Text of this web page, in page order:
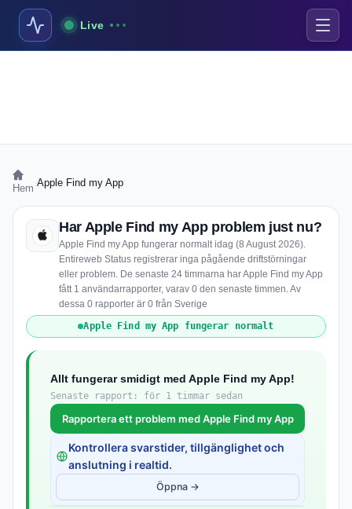
Live
Hem Apple Find my App
Har Apple Find my App problem just nu?
Apple Find my App fungerar normalt idag (8 August 2026).
Entireweb Status registrerar inga pågående driftstörningar
eller problem. De senaste 24 timmarna har Apple Find my App
fått 1 användarrapporter, varav 0 den senaste timmen. Av
dessa 0 rapporter är 0 från Sverige
Apple Find my App fungerar normalt
Allt fungerar smidigt med Apple Find my App!
Senaste rapport: för 1 timmar sedan
Rapportera ett problem med Apple Find my App
Kontrollera svarstider, tillgänglighet och
anslutning i realtid.
Öppna →